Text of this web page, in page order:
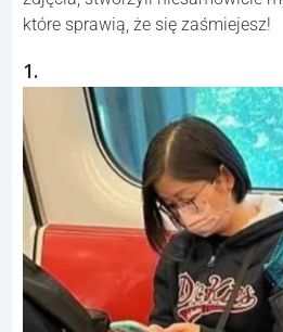
które sprawią, że się zaśmiejesz!
1.